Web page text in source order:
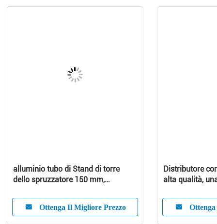
alluminio tubo di Stand di torre
dello spruzzatore 150 mm,
raffreddamento
Ottenga Il Migliore Prezzo
Distributore
alta qualità,